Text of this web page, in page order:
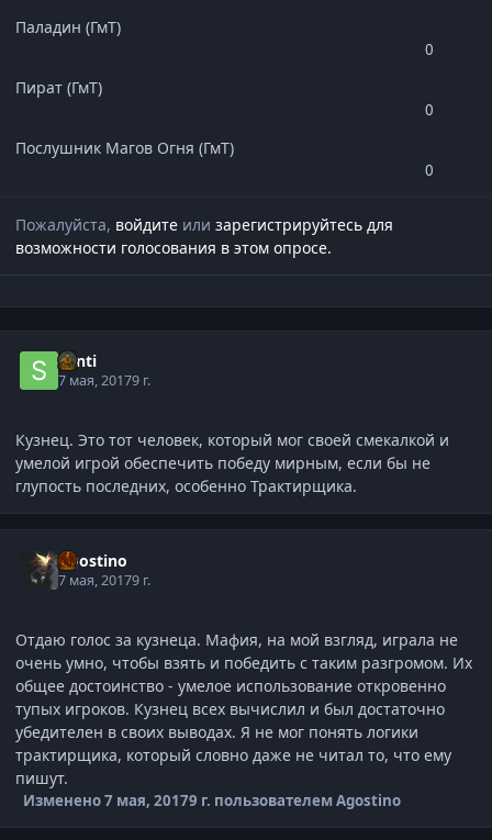
Паладин (ГмТ)
0
Пират (ГмТ)
0
Послушник Магов Огня (ГмТ)
0
Пожалуйста, войдите или зарегистрируйтесь для
возможности голосования в этом опросе.
Santi
7 мая, 20179 г.
Кузнец. Это тот человек, который мог своей смекалкой и
умелой игрой обеспечить победу мирным, если бы не
глупость последних, особенно Трактирщика.
Agostino
7 мая, 20179 г.
Отдаю голос за кузнеца. Мафия, на мой взгляд, играла не
очень умно, чтобы взять и победить с таким разгромом. Их
общее достоинство - умелое использование откровенно
тупых игроков. Кузнец всех вычислил и был достаточно
убедителен в своих выводах. Я не мог понять логики
трактирщика, который словно даже не читал то, что ему
пишут.
Изменено7 мая, 20179 г. пользователем Agostino